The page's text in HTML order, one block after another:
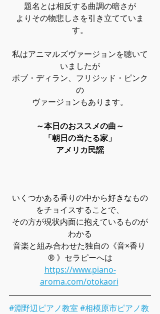
題名とは相反する曲調の暗さが
よりその物悲しさを引き立てていま
す。
私はアニマルズヴァージョンを聴いて
いましたが
ボブ・ディラン、フリジッド・ピンク
の
ヴァージョンもあります。
～本日のおススメの曲～
「朝日の当たる家」
アメリカ民謡
いくつかある香りの中から好きなもの
をチョイスすることで、
その方が現状内面に抱えているものが
わかる
音楽と組み合わせた独自の《音×香り
® 》セラピーへは
https://www.piano-
aroma.com/otokaori
#淵野辺ピアノ教室 #相模原市ピアノ教